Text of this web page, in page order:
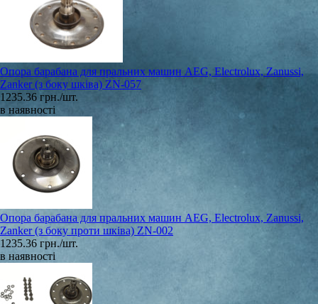
Опора барабана для пральних машин AEG, Electrolux, Zanussi,
Zanker (з боку шківа) ZN-057
1235.36 грн./шт.
в наявності
Опора барабана для пральних машин AEG, Electrolux, Zanussi,
Zanker (з боку проти шківа) ZN-002
1235.36 грн./шт.
в наявності